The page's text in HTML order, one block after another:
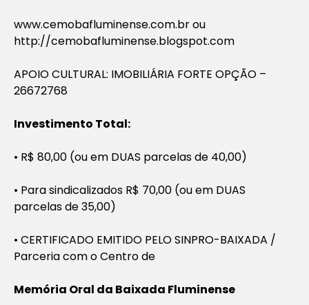
www.cemobafluminense.com.br ou
http://cemobafluminense.blogspot.com
APOIO CULTURAL: IMOBILIÁRIA FORTE OPÇÃO –
26672768
Investimento Total:
• R$ 80,00 (ou em DUAS parcelas de 40,00)
• Para sindicalizados R$ 70,00 (ou em DUAS
parcelas de 35,00)
• CERTIFICADO EMITIDO PELO SINPRO-BAIXADA /
Parceria com o Centro de
Memória Oral da Baixada Fluminense